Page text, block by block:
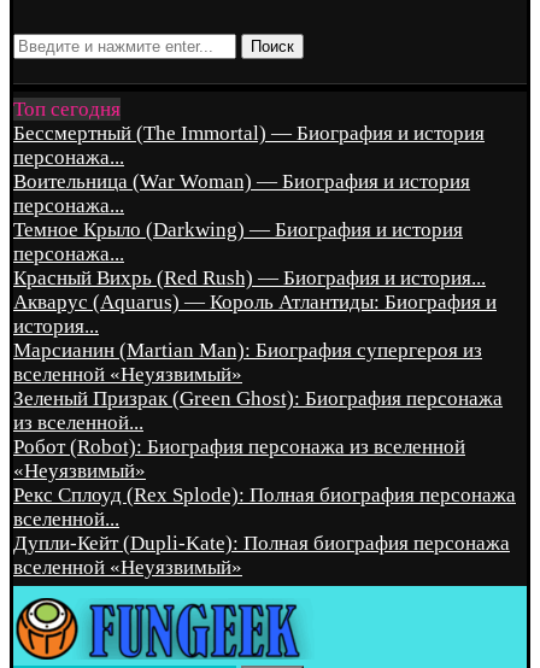
Поиск
Топ сегодня
Бессмертный (The Immortal) — Биография и история
персонажа...
Воительница (War Woman) — Биография и история
персонажа...
Темное Крыло (Darkwing) — Биография и история
персонажа...
Красный Вихрь (Red Rush) — Биография и история...
Акварус (Aquarus) — Король Атлантиды: Биография и
история...
Марсианин (Martian Man): Биография супергероя из
вселенной «Неуязвимый»
Зеленый Призрак (Green Ghost): Биография персонажа
из вселенной...
Робот (Robot): Биография персонажа из вселенной
«Неуязвимый»
Рекс Сплоуд (Rex Splode): Полная биография персонажа
вселенной...
Дупли-Кейт (Dupli-Kate): Полная биография персонажа
вселенной «Неуязвимый»